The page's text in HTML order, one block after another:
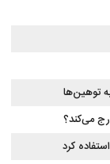
توهین‌ها
می‌کند؟
کرد